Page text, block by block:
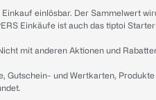
einlösbar. Der Sammelwert
Einkäufe ist auch das tiptoi
mit anderen Aktionen und
Gutschein- und Wertkarten,